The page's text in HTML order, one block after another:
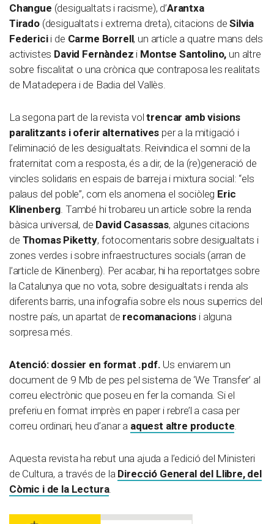
Changue (desigualtats i racisme), d’Arantxa
Tirado(desigualtats i extrema dreta), citacions deSilvia
Federicii de Carme Borrell, un article a quatre mans dels
activistes David Fernàndez i Montse Santolino, un altre
sobre fiscalitat o una crònica que contraposa les realitats
de Matadepera i de Badia del Vallès.
La segona part de la revista voltrencar amb visions
paralitzants i oferir alternatives per a la mitigació i
l’eliminació de les desigualtats. Reivindica el somni de la
fraternitat com a resposta, és a dir, de la (re)generació de
vincles solidaris en espais de barreja i mixtura social: “els
palaus del poble”, com els anomena el sociòleg Eric
Klinenberg. També hi trobareu un article sobre la renda
bàsica universal, de David Casassas, algunes citacions
de Thomas Piketty, fotocomentaris sobre desigualtats i
zones verdes i sobre infraestructures socials (arran de
l’article de Klinenberg). Per acabar, hi ha reportatges sobre
la Catalunya que no vota, sobre desigualtats i renda als
diferents barris, una infografia sobre els nous superrics del
nostre país, un apartat de recomanacions i alguna
sorpresa més.
Atenció: dossier en format .pdf. Us enviarem un
document de 9 Mb de pes pel sistema de ‘We Transfer’ al
correu electrònic que poseu en fer la comanda. Si el
preferiu en format imprès en paper i rebre’l a casa per
correu ordinari, heu d’anar a aquest altre producte.
Aquesta revista ha rebut una ajuda a l’edició del Ministeri
de Cultura, a través de la Direcció General del Llibre, del
Còmic i de la Lectura.